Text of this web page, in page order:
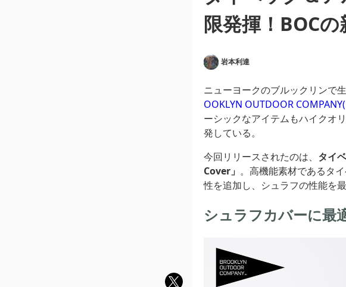
限発揮！BOC
岩本利達
ニューヨークのブルックリンで
OOKLYN OUTDOOR
ーシックなアイテムもハイクオ
発している。
今回リリースされたのは、 タイ
Cover」 。高機能素材であるタ
性を追加し、シュラフの性能を
シュラフカバーに最
twit